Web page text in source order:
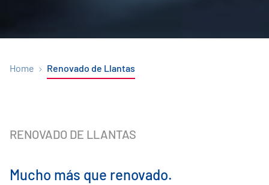
Home Renovado de Llantas
RENOVADO DE LLANTAS
Mucho más que renovado.